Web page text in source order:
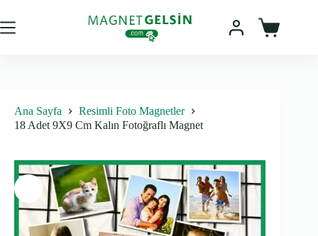
content
Sepet
Ana Sayfa
Resimli Foto Magnetler
18 Adet 9X9 Cm Kalın Fotoğraflı Magnet